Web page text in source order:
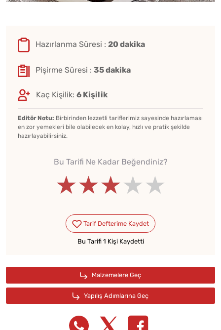
Hazırlanma Süresi : 20 dakika
Pişirme Süresi : 35 dakika
Kaç Kişilik: 6 Kişilik
Editör Notu: Birbirinden lezzetli tariflerimiz sayesinde hazırlaması
en zor yemekleri bile olabilecek en kolay, hızlı ve pratik şekilde
hazırlayabilirsiniz.
Bu Tarifi Ne Kadar Beğendiniz?
★★★★★
★★★★★
★★★★★
Bu Tarifi 1 Kişi Kaydetti